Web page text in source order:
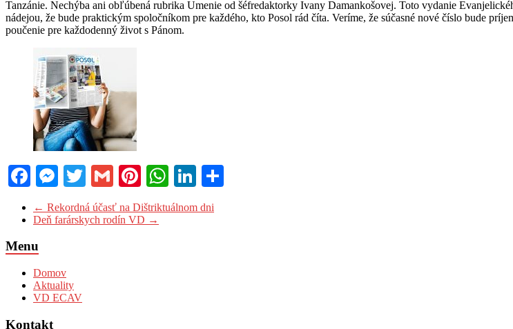
Tanzánie. Nechýba ani obľúbená rubrika Umenie od šéfredaktorky Ivany Damankošovej. Toto vydanie
nádejou, že bude praktickým spoločníkom pre každého, kto Posol rád číta. Veríme, že súčasné nové číslo bude
poučenie pre každodenný život s Pánom.
Facebook
Messenger
TwitterGmailPinterest
WhatsApp
LinkedIn
← Rekordná účasť na Dištriktuálnom dni
Deň farárskych rodín VD →
Menu
Domov
Aktuality
VD ECAV
Kontakt